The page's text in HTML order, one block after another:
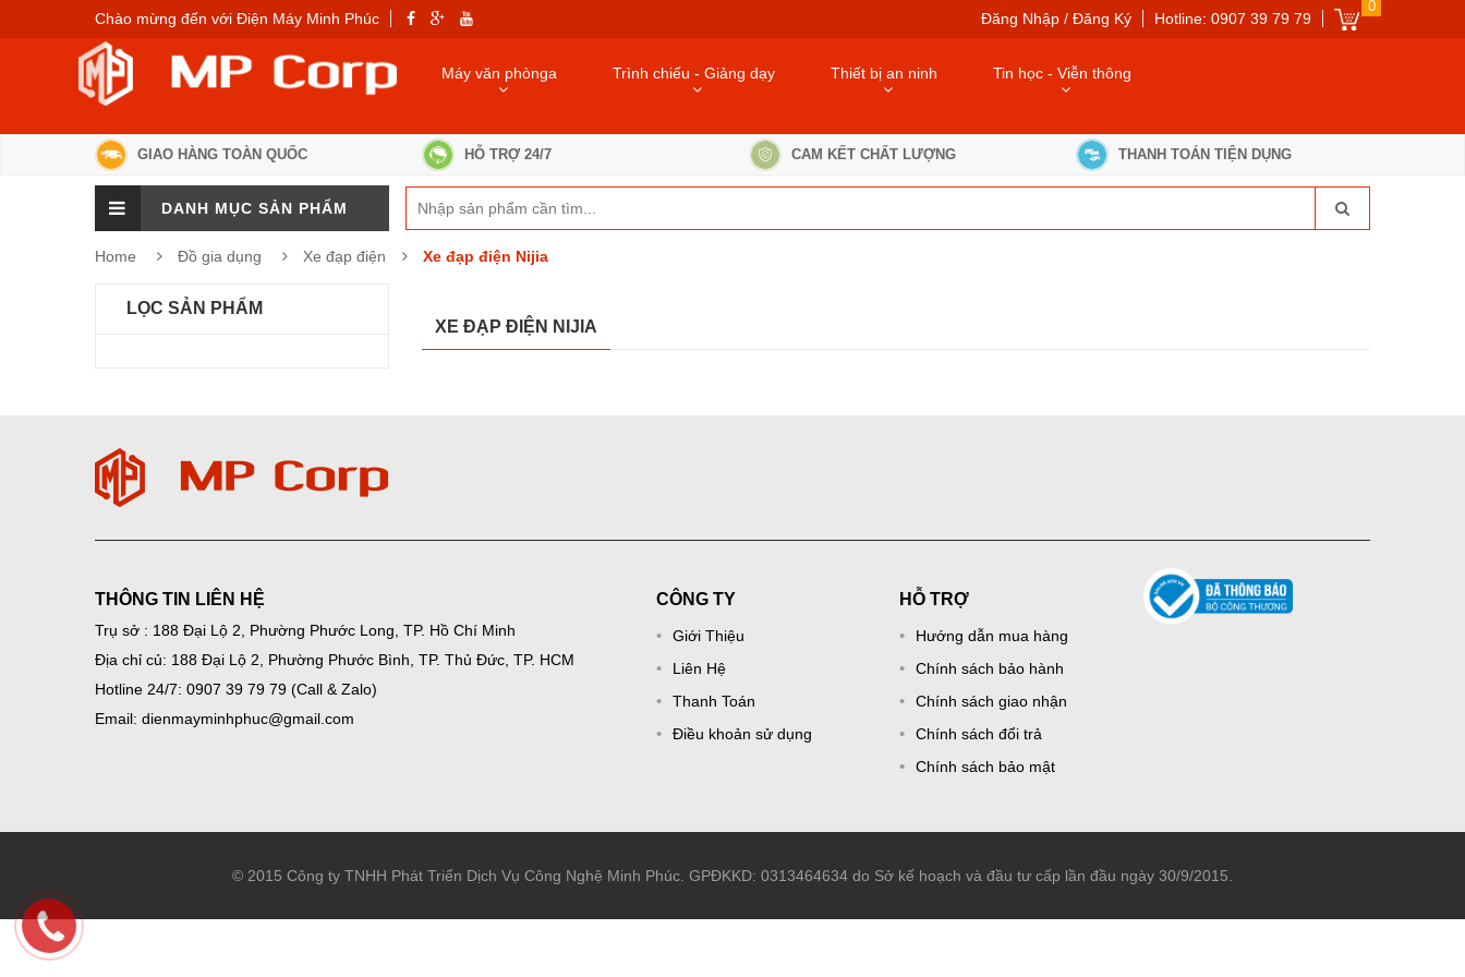
Chào mừng đến với Điện Máy Minh Phúc
0
Hotline: 0907 39 79 79
Đăng Nhập / Đăng Ký
Máy văn phònga Trình chiếu - Giảng dạy Thiết bị an ninh Tin học - Viễn thông
GIAO HÀNG TOÀN QUỐC HỖ TRỢ 24/7 CAM KẾT CHẤT LƯỢNG THANH TOÁN TIỆN DỤNG
DANH MỤC SẢN PHẨM
Home Đồ gia dụng Xe đạp điện Xe đạp điện Nijia
XE ĐẠP ĐIỆN NIJIA
LỌC SẢN PHẨM
THÔNG TIN LIÊN HỆ
Trụ sở : 188 Đại Lộ 2, Phường Phước Long, TP. Hồ Chí Minh
Địa chỉ củ: 188 Đại Lộ 2, Phường Phước Bình, TP. Thủ Đức, TP. HCM
Hotline 24/7: 0907 39 79 79 (Call & Zalo)
Email: dienmayminhphuc@gmail.com
CÔNG TY
Giới Thiệu
Liên Hệ
Thanh Toán
Điều khoản sử dụng
HỖ TRỢ
Hướng dẫn mua hàng
Chính sách bảo hành
Chính sách giao nhận
Chính sách đổi trả
Chính sách bảo mật
© 2015 Công ty TNHH Phát Triển Dịch Vụ Công Nghệ Minh Phúc. GPĐKKD: 0313464634 do Sở kế hoạch và đầu tư cấp lần đầu ngày 30/9/2015.